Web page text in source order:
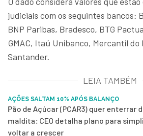
judiciais com os seguintes bancos:
BNP Paribas, Bradesco, BTG
GMAC, Itaú Unibanco, Mercantil do
Santander.
LEIA TAMBÉM
AÇÕES SALTAM 10% APÓS BALANÇO
Pão de Açúcar (PCAR3) quer enterrar
maldita: CEO detalha plano para
voltar a crescer